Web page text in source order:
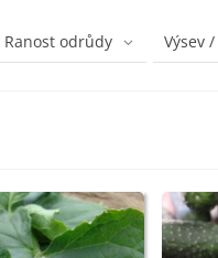
Ranost odrůdy Výsev